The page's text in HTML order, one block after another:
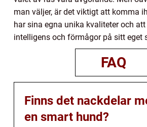
man väljer, är det viktigt att komma
har sina egna unika kvaliteter och
intelligens och förmågor på sitt eget
FAQ
Finns det nackdelar
en smart hund?